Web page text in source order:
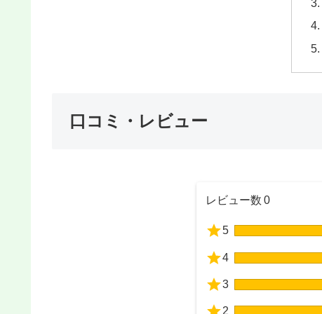
口コミ・レビュー
レビュー数 0
5
4
3
2